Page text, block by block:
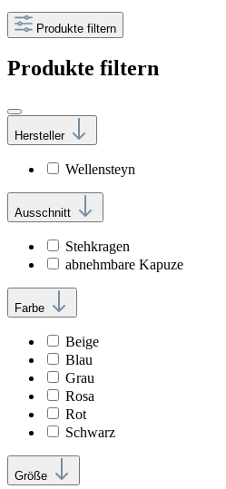
Produkte filtern
Produkte filtern
Hersteller
Wellensteyn
Ausschnitt
Stehkragen
abnehmbare Kapuze
Farbe
Beige
Blau
Grau
Rosa
Rot
Schwarz
Größe